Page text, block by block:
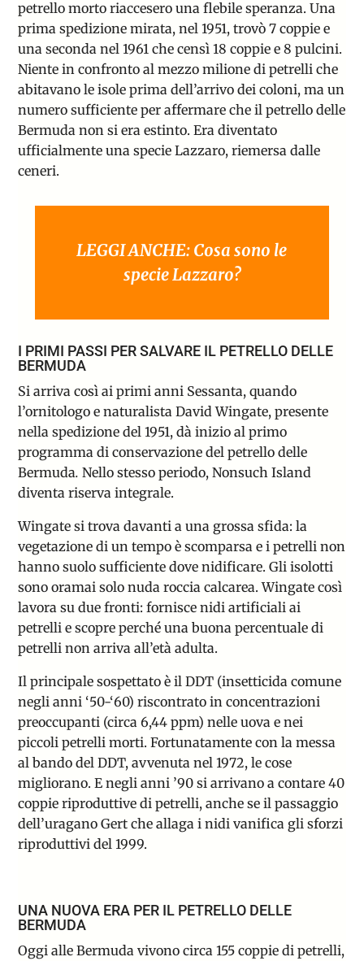
petrello morto riaccesero una flebile speranza. Una
prima spedizione mirata, nel 1951, trovò 7 coppie e
una seconda nel 1961 che censì 18 coppie e 8 pulcini.
Niente in confronto al mezzo milione di petrelli che
abitavano le isole prima dell’arrivo dei coloni, ma un
numero sufficiente per affermare che il petrello delle
Bermuda non si era estinto. Era diventato
ufficialmente unaspecie Lazzaro, riemersa dalle
ceneri.
LEGGI ANCHE: Cosa sono le
specie Lazzaro?
I PRIMI PASSI PER SALVARE IL PETRELLO DELLE
BERMUDA
Si arriva così ai primi anni Sessanta, quando
l’ornitologo e naturalista David Wingate, presente
nella spedizione del 1951, dà inizio al primo
programma di conservazione del petrello delle
Bermuda.Nello stesso periodo, Nonsuch Island
diventa riserva integrale.
Wingate si trova davanti a una grossa sfida: la
vegetazione di un tempo è scomparsa e i petrelli non
hanno suolo sufficiente dove nidificare. Gli isolotti
sono oramai solo nuda roccia calcarea. Wingate così
lavora su due fronti: fornisce nidi artificiali ai
petrelli e scopre perché una buona percentuale di
petrelli non arriva all’età adulta.
Il principale sospettato è il DDT (insetticida comune
negli anni ‘50-‘60) riscontrato in concentrazioni
preoccupanti (circa 6,44 ppm) nelle uova e nei
piccoli petrelli morti. Fortunatamente con la messa
al bando del DDT, avvenuta nel 1972, le cose
migliorano. E negli anni ’90 si arrivano a contare 40
coppie riproduttive di petrelli, anche se il passaggio
dell’uragano Gert che allaga i nidi vanifica gli sforzi
riproduttivi del 1999.
UNA NUOVA ERA PER IL PETRELLO DELLE
BERMUDA
Oggi alle Bermuda vivono circa 155 coppie di petrelli,